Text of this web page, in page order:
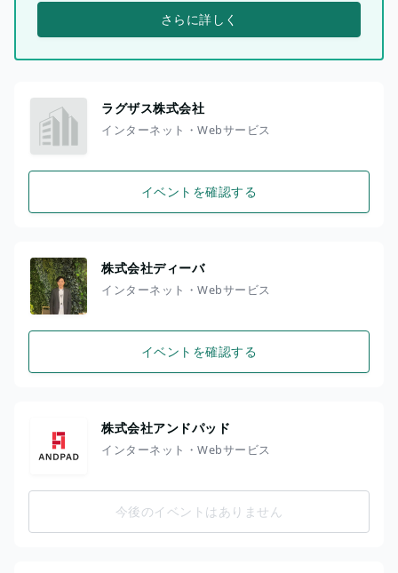
さらに詳しく
ラグザス株式会社
インターネット・Webサービス
イベントを確認する
株式会社ディーバ
インターネット・Webサービス
イベントを確認する
株式会社アンドパッド
インターネット・Webサービス
今後のイベントはありません